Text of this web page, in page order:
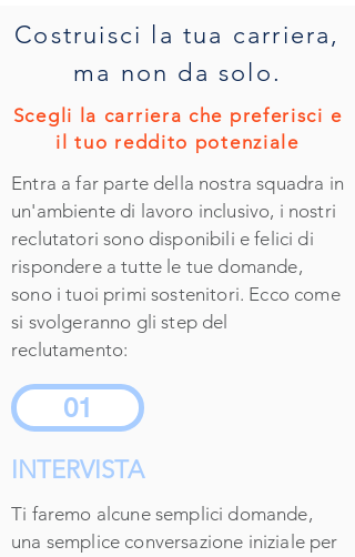
Costruisci la tua carriera,
ma non da solo.
Scegli la carriera che preferisci e
il tuo reddito potenziale
Entra a far parte della nostra squadra in
un'ambiente di lavoro inclusivo, i nostri
reclutatori sono disponibili e felici di
rispondere a tutte le tue domande,
sono i tuoi primi sostenitori. Ecco come
si svolgeranno gli step del
reclutamento:
01
INTERVISTA
Ti faremo alcune semplici domande,
una semplice conversazione iniziale per